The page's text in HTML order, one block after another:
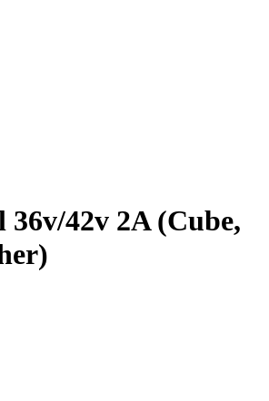
42v 2A (Cube,